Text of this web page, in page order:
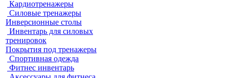
Кардиотренажеры
Силовые тренажеры
Инверсионные столы
Инвентарь для силовых
тренировок
Покрытия под тренажеры
Спортивная одежда
Фитнес инвентарь